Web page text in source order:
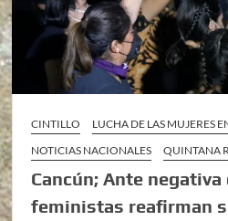
CINTILLO
LUCHA DE LAS MUJERES
NOTICIAS NACIONALES
QUINTANA
Cancún; Ante
feministas reafirman